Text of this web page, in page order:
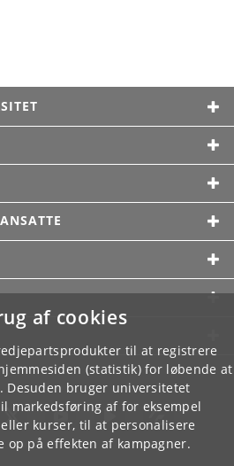
af cookies
til at registrere
(statistik) for løbende at
Desuden bruger universitetet
markedsføring af for eksempel
kurser, til at personalisere
op på effekten af kampagner.